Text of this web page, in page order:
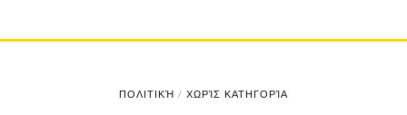
ΠΟΛΙΤΙΚΉ / ΧΩΡΊΣ ΚΑΤΗΓΟΡΊΑ